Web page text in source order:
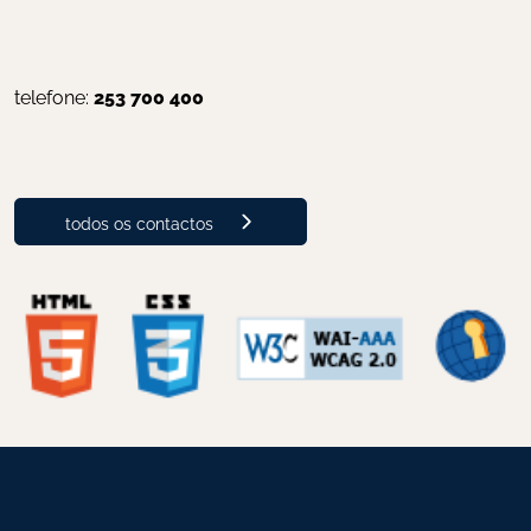
telefone: 253 700 400
todos os contactos